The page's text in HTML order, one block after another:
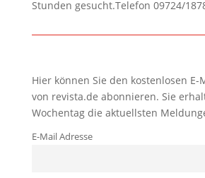
Stunden gesucht.Telefon 09724/
Hier können Sie den kostenlosen
von revista.de abonnieren. Sie
Wochentag die aktuellsten
E-Mail Adresse